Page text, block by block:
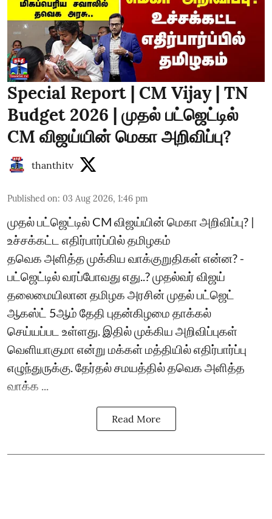
Special Report | CM Vijay | TN
Budget 2026 | முதல் பட்ஜெட்டில்
CM விஜய்யின் மெகா அறிவிப்பு?
thanthitv
Published on: 03 Aug 2026, 1:46 pm
முதல் பட்ஜெட்டில் CM விஜய்யின் மெகா அறிவிப்பு? |
உச்சக்கட்ட எதிர்பார்ப்பில் தமிழகம்
தவெக அளித்த முக்கிய வாக்குறுதிகள் என்ன? -
பட்ஜெட்டில் வரப்போவது எது..? முதல்வர் விஜய்
தலைமையிலான தமிழக அரசின் முதல் பட்ஜெட்
ஆகஸ்ட் 5ஆம் தேதி புதன்கிழமை தாக்கல்
செய்யப்பட உள்ளது. இதில் முக்கிய அறிவிப்புகள்
வெளியாகுமா என்று மக்கள் மத்தியில் எதிர்பார்ப்பு
எழுந்துருக்கு. தேர்தல் சமயத்தில் தவெக அளித்த
வாக்க ...
Read More